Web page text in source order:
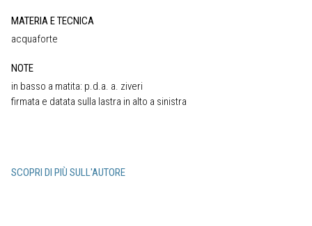
MATERIA E TECNICA
acquaforte
NOTE
in basso a matita: p.d.a. a. ziveri
firmata e datata sulla lastra in alto a sinistra
SCOPRI DI PIÙ SULL'AUTORE